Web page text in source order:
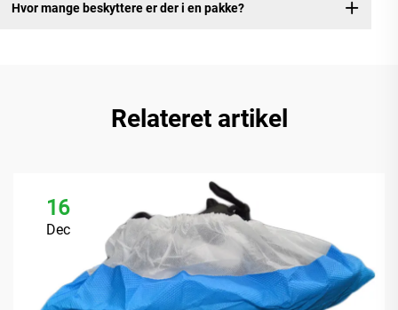
Hvor mange beskyttere er der i en pakke?
Relateret artikel
16
Dec